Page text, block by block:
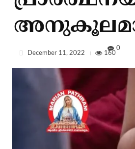
December 11, 2022 160
0